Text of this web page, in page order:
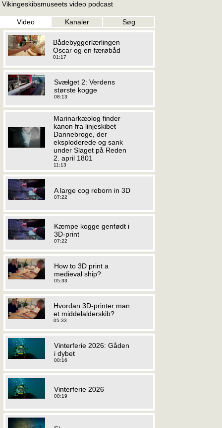
Vikingeskibsmuseets video podcast
Video Kanaler Søg
Bådebyggerlærlingen
Oscar og en færøbåd
01:17
Svælget 2: Verdens
største kogge
08:13
Marinarkæolog finder
kanon fra linjeskibet
Dannebroge, der
eksploderede og sank
under Slaget på Reden
2. april 1801
11:13
A large cog reborn in 3D
07:22
Kæmpe kogge genfødt i
3D-print
07:22
How to 3D print a
medieval ship?
05:33
Hvordan 3D-printer man
et middelalderskib?
05:33
Vinterferie 2026: Gåden
i dybet
00:16
Vinterferie 2026
00:19